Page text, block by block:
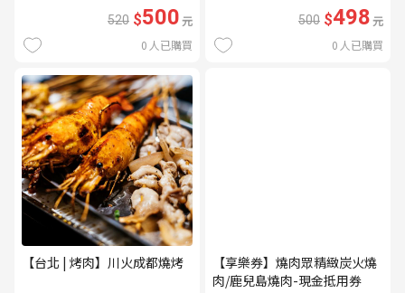
520 $500元
0 人已購買
500 $498元
0 人已購買
【台北 | 烤肉】川火成都燒烤
【享樂券】燒肉眾精緻炭火燒
肉/鹿兒島燒肉-現金抵用券